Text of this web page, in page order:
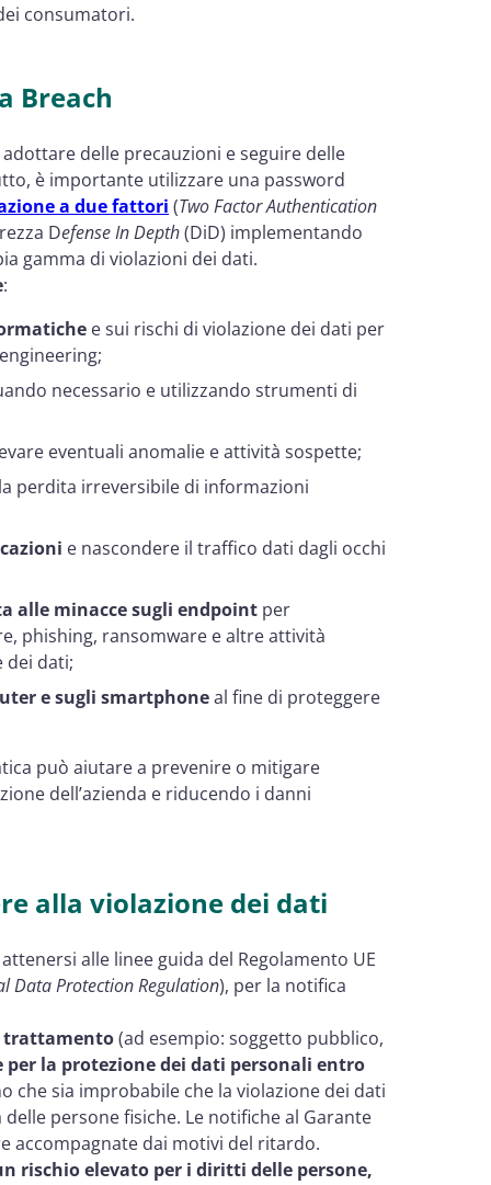
consumatori.
Breach
delle precauzioni e seguire delle
è importante utilizzare una password
a due fattori (Two Factor Authentication
Defense In Depth(DiD) implementando
gamma di violazioni dei dati.
:
e sui rischi di violazione dei dati per
necessario e utilizzando strumenti di
eventuali anomalie e attività sospette;
perdita irreversibile di informazioni
e nascondere il traffico dati dagli occhi
alle minacce sugli endpoint per
phishing, ransomware e altre attività
dei dati;
e sugli smartphoneal fine di proteggere
può aiutare a prevenire o mitigare
dell’azienda e riducendo i danni
alla violazione dei dati
alle linee guida del Regolamento UE
Data Protection Regulation), per la notifica
trattamento(ad esempio: soggetto pubblico,
per la protezione dei dati personali entro
che sia improbabile che la violazione dei dati
persone fisiche. Le notifiche al Garante
accompagnate dai motivi del ritardo.
rischio elevato per i diritti delle persone,